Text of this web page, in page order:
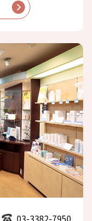
03-3382-7950